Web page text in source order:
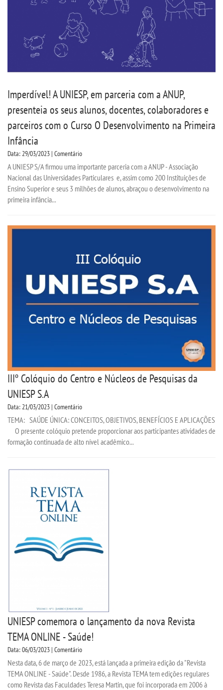
Imperdível! A UNIESP, em parceria com a ANUP,
presenteia os seus alunos, docentes, colaboradores e
parceiros com o Curso O Desenvolvimento na Primeira
Infância
Data: 29/03/2023 | Comentário
A UNIESP S/A firmou uma importante parceria com a ANUP - Associação
Nacional das Universidades Particulares e, assim como 200 Instituições de
Ensino Superior e seus 3 milhões de alunos, abraçou o desenvolvimento na
primeira infância...
IIIº Colóquio do Centro e Núcleos de Pesquisas da
UNIESP S.A
Data: 21/03/2023 | Comentário
TEMA: SAÚDE ÚNICA: CONCEITOS, OBJETIVOS, BENEFÍCIOS E APLICAÇÕES
O presente colóquio pretende proporcionar aos participantes atividades de
formação continuada de alto nível acadêmico...
UNIESP comemora o lançamento da nova Revista
TEMA ONLINE - Saúde!
Data: 06/03/2023 | Comentário
Nesta data, 6 de março de 2023, está lançada a primeira edição da "Revista
TEMA ONLINE - Saúde". Desde 1986, a Revista TEMA tem edições regulares
como Revista das Faculdades Teresa Martin, que foi incorporada em 2006 à